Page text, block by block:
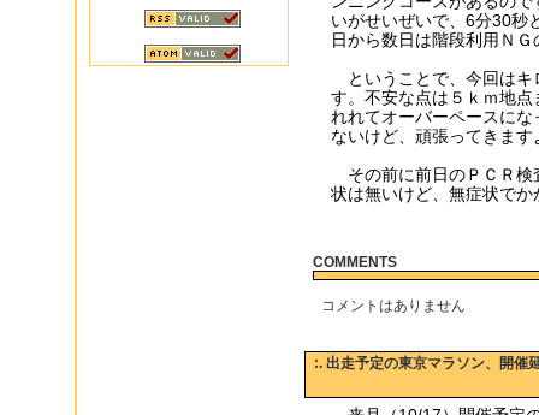
いがせいぜいで、6分30秒
日から数日は階段利用ＮＧ
ということで、今回はキ
す。不安な点は５ｋｍ地
れれてオーバーペースに
ないけど、頑張ってきます
その前に前日のＰＣＲ検
状は無いけど、無症状で
COMMENTS
コメントはありません
:. 出走予定の東京マラソン、開催